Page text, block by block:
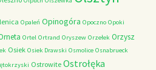
Opaleń Opinogóra Opoczno Opoki
Ortel Ortrand Oryszew Orzełek Orzysz
Osiek Osiek Drawski Osmolice Osnabrueck
Ostrowite Ostrołęka